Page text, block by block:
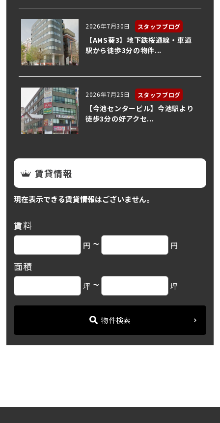
2026年7月30日 スタッフブログ
【AMS葵3】地下鉄桜通線・車道
駅から徒歩3分の物件...
2026年7月25日 スタッフブログ
【今池センタービル】今池駅より
徒歩3分の好アクセ...
賃貸情報
現在表示できる賃貸情報はございません。
賃料
円 ~ 円
面積
坪 ~ 坪
物件検索